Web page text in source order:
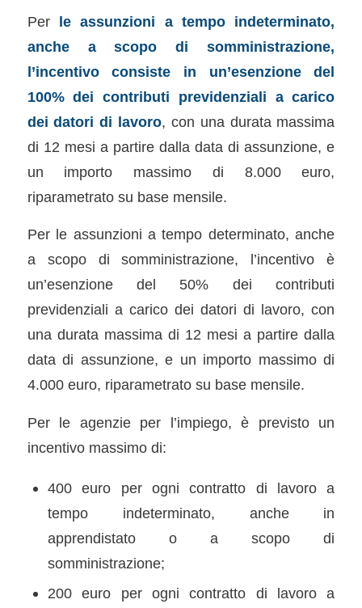
Perle assunzioni a tempo indeterminato,
anche a scopo di somministrazione,
l’incentivo consiste in un’esenzione del
100% dei contributi previdenziali a carico
dei datori di lavoro, con una durata massima
di 12 mesi a partire dalla data di assunzione, e
un importo massimo di 8.000 euro,
riparametrato su base mensile.
Per le assunzioni a tempo determinato, anche
a scopo di somministrazione, l’incentivo è
un’esenzione del 50% dei contributi
previdenziali a carico dei datori di lavoro, con
una durata massima di 12 mesi a partire dalla
data di assunzione, e un importo massimo di
4.000 euro, riparametrato su base mensile.
Per le agenzie per l’impiego, è previsto un
incentivo massimo di:
400 euro per ogni contratto di lavoro a
tempo indeterminato, anche in
apprendistato o a scopo di
somministrazione;
200 euro per ogni contratto di lavoro a